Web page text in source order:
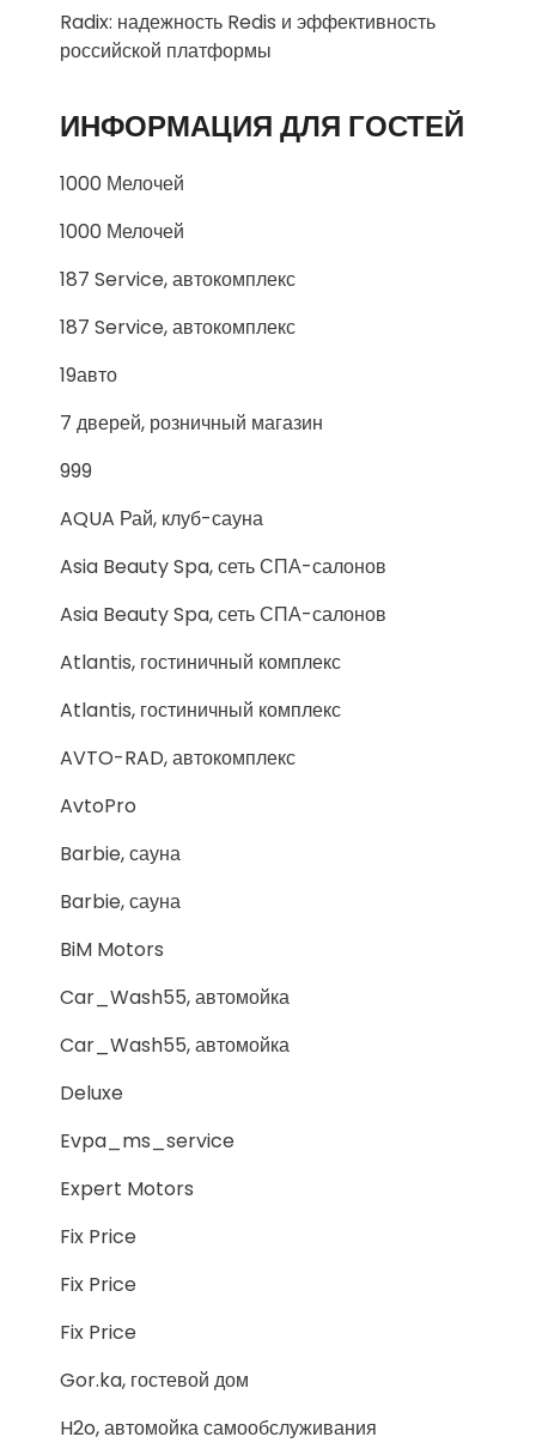
Radix: надежность Redis и эффективность
российской платформы
ИНФОРМАЦИЯ ДЛЯ ГОСТЕЙ
1000 Мелочей
1000 Мелочей
187 Service, автокомплекс
187 Service, автокомплекс
19авто
7 дверей, розничный магазин
999
AQUA Рай, клуб-сауна
Asia Beauty Spa, сеть СПА-салонов
Asia Beauty Spa, сеть СПА-салонов
Atlantis, гостиничный комплекс
Atlantis, гостиничный комплекс
AVTO-RAD, автокомплекс
AvtoPro
Barbie, сауна
Barbie, сауна
BiM Motors
Car_Wash55, автомойка
Car_Wash55, автомойка
Deluxe
Evpa_ms_service
Expert Motors
Fix Price
Fix Price
Fix Price
Gor.ka, гостевой дом
H2o, автомойка самообслуживания